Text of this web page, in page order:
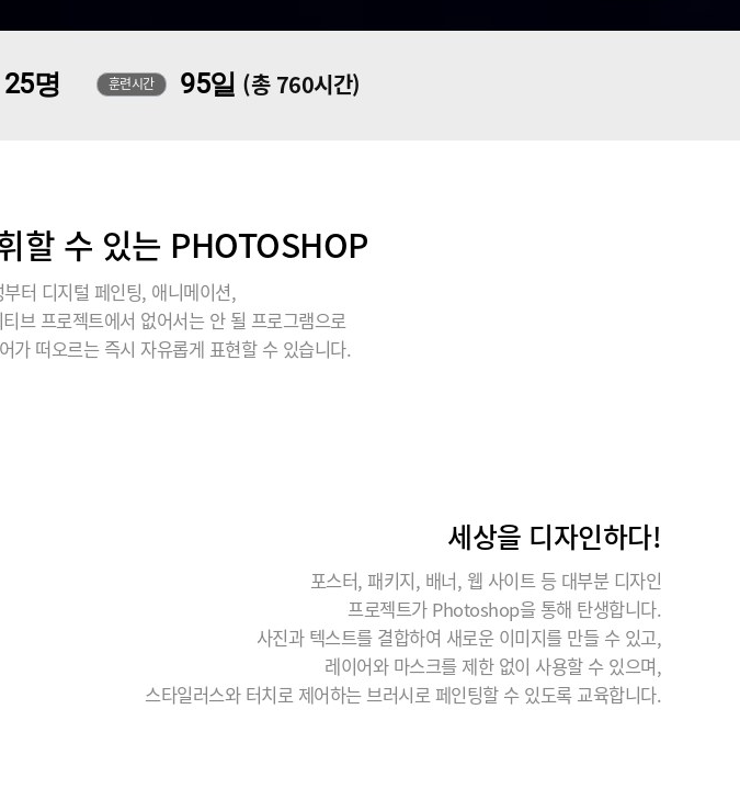
25명 훈련시간 95일 (총 760시간)
할 수 있는 PHOTOSHOP
터 디지털 페인팅, 애니메이션,
브 프로젝트에서 없어서는 안 될 프로그램으로
가 떠오르는 즉시 자유롭게 표현할 수 있습니다.
세상을 디자인하다!
포스터, 패키지, 배너, 웹 사이트 등 대부분 디자인
프로젝트가 Photoshop을 통해 탄생합니다.
사진과 텍스트를 결합하여 새로운 이미지를 만들 수 있고,
레이어와 마스크를 제한 없이 사용할 수 있으며,
스타일러스와 터치로 제어하는 브러시로 페인팅할 수 있도록 교육합니다.